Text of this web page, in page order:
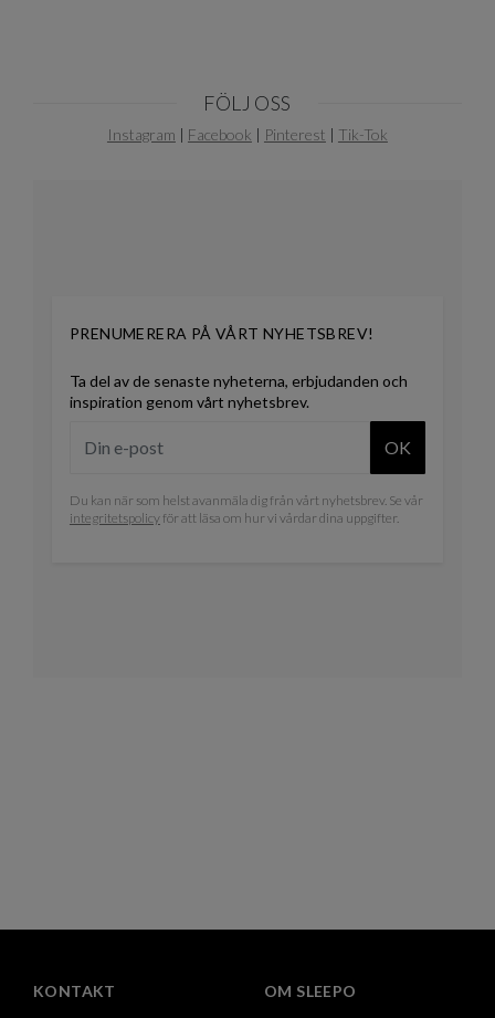
FÖLJ OSS
Instagram | Facebook | Pinterest | Tik-Tok
PRENUMERERA PÅ VÅRT NYHETSBREV!
Ta del av de senaste nyheterna, erbjudanden och
inspiration genom vårt nyhetsbrev.
OK
Du kan när som helst avanmäla dig från vårt nyhetsbrev. Se vår
integritetspolicyför att läsa om hur vi vårdar dina uppgifter.
KONTAKT OM SLEEPO